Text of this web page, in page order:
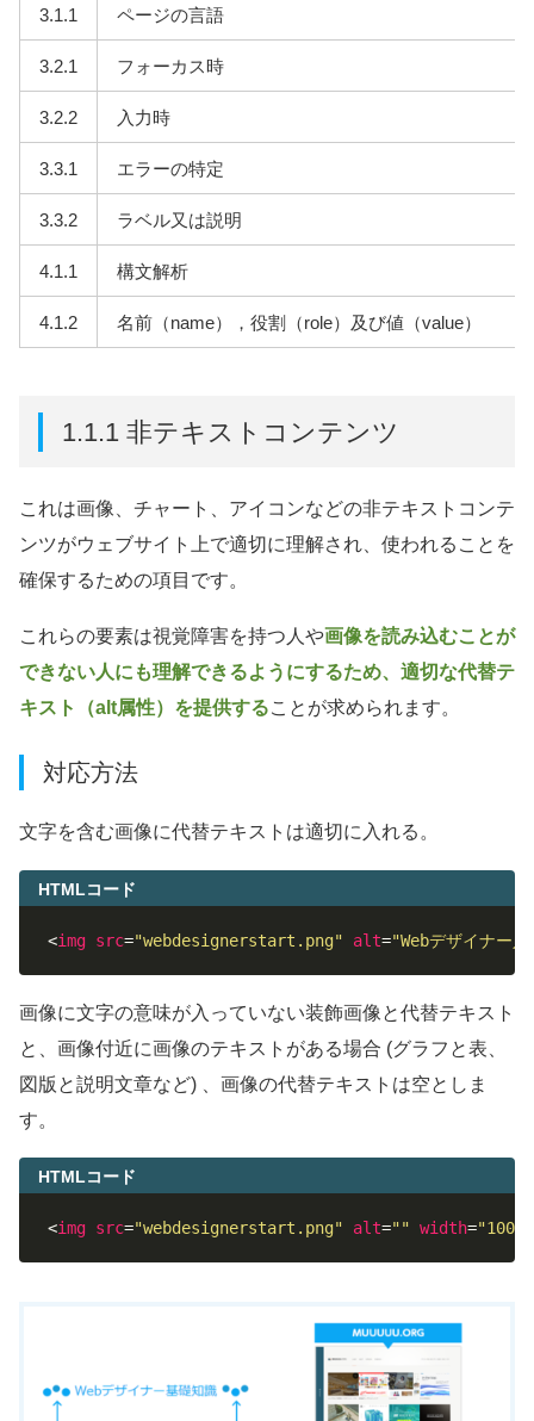
3.1.1 ページの言語
3.2.1 フォーカス時
3.2.2 入力時
3.3.1 エラーの特定
3.3.2 ラベル又は説明
4.1.1 構文解析
4.1.2 名前（name），役割（role）及び値（value）
1.1.1 非テキストコンテンツ
これは画像、チャート、アイコンなどの非テキストコンテ
ンツがウェブサイト上で適切に理解され、使われることを
確保するための項目です。
これらの要素は視覚障害を持つ人や画像を読み込むことが
できない人にも理解できるようにするため、適切な代替テ
キスト（alt属性）を提供することが求められます。
対応方法
文字を含む画像に代替テキストは適切に入れる。
HTMLコード
<img src="webdesignerstart.png" alt="Webデザイナー
画像に文字の意味が入っていない装飾画像と代替テキスト
と、画像付近に画像のテキストがある場合 (グラフと表、
図版と説明文章など) 、画像の代替テキストは空としま
す。
HTMLコード
<img src="webdesignerstart.png" alt="" width="100"